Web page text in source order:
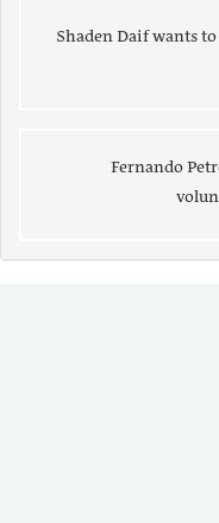
Shaden Daifwants
Fernando